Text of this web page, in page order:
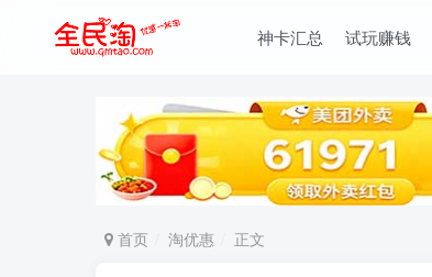
神卡汇总 试玩赚钱
首页 淘优惠 正文